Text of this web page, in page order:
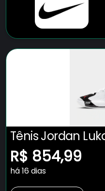
Tênis Jordan
R$ 854,99
há 16 dias